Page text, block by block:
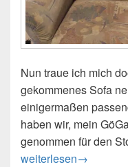
Nun traue ich mich
gekommenes Sofa
einigermaßen
haben wir, mein
genommen für den
Sofa beziehen – Was
weiterlesen→